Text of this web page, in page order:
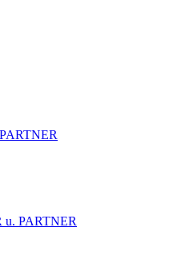
PARTNER